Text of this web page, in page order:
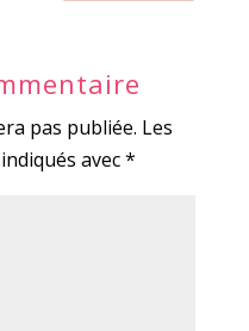
pas publiée. Les
avec*